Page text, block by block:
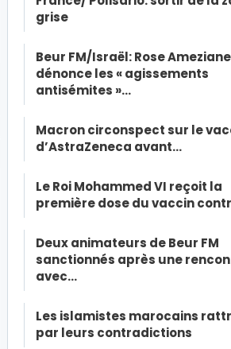
grise
Beur FM/Israël: Rose Ameziane
dénonce les « agissements
antisémites »…
Macron circonspect sur le
d’AstraZeneca avant…
Le Roi Mohammed VI reçoit la
première dose du vaccin
Deux animateurs de Beur FM
sanctionnés après une
avec…
Les islamistes marocains
par leurs contradictions